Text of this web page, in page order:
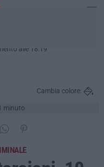
alle 18:19
minuto
Cambia colore: